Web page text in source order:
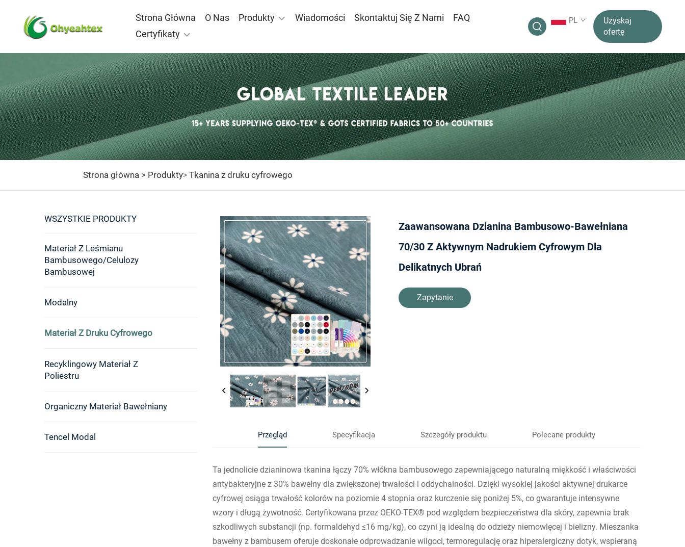
Strona Główna O Nas Produkty Wiadomości Skontaktuj Się Z Nami
FAQ
Certyfikaty
PL
Uzyskaj
ofertę
Strona główna > Produkty> Tkanina z druku cyfrowego
WSZYSTKIE PRODUKTY
Materiał Z Leśmianu
Bambusowego/celulozy
Bambusowej
Modalny
Materiał Z Druku Cyfrowego
Recyklingowy Materiał Z
Poliestru
Organiczny Materiał Bawełniany
Tencel Modal
Zaawansowana Dzianina Bambusowo-Bawełniana
70/30 Z Aktywnym Nadrukiem Cyfrowym Dla
Delikatnych Ubrań
Zapytanie
Przegląd Specyfikacja Szczegóły produktu Polecane produkty
Ta jednolicie dzianinowa tkanina łączy 70% włókna bambusowego zapewniającego naturalną miękkość i właściwości
antybakteryjne z 30% bawełny dla zwiększonej trwałości i oddychalności. Dzięki wysokiej jakości aktywnej drukarce
cyfrowej osiąga trwałość kolorów na poziomie 4 stopnia oraz kurczenie się poniżej 5%, co gwarantuje intensywne
wzory i długą żywotność. Certyfikowana przez OEKO-TEX® pod względem bezpieczeństwa dla skóry, zapewnia brak
szkodliwych substancji (np. formaldehyd ≤16 mg/kg), co czyni ją idealną do odzieży niemowlęcej i bielizny. Mieszanka
bawełny z bambusem oferuje doskonałe odprowadzanie wilgoci, termoregulację oraz hiperalergiczny dotyk, wspieraną